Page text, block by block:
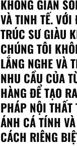
KHÔNG GIAN
VÀ TINH TẾ.
TRÚC SƯ GIÀU
CHÚNG TÔI
LẮNG NGHE VÀ
NHU CẦU CỦA
HÀNG ĐỂ TẠO
PHÁP NỘI
ÁNH CÁ TÍNH
CÁCH RIÊNG